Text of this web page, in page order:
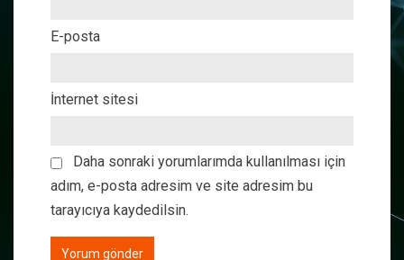
E-posta
İnternet sitesi
Daha sonraki yorumlarımda kullanılması için
adım, e-posta adresim ve site adresim bu
tarayıcıya kaydedilsin.